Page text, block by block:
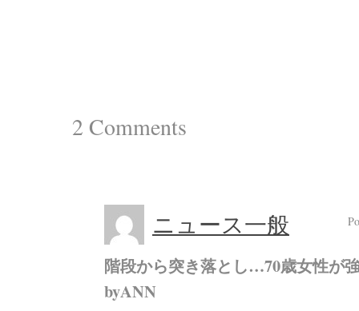
2 Comments
ニュース一般
階段から突き落とし…70歳女性
byANN